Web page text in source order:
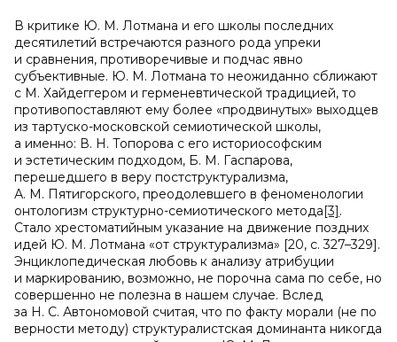
В критике Ю. М. Лотмана и его школы последних
десятилетий встречаются разного рода упреки
и сравнения, противоречивые и подчас явно
субъективные. Ю. М. Лотмана то неожиданно сближают
с М. Хайдеггером и герменевтической традицией, то
противопоставляют ему более «продвинутых» выходцев
из тартуско-московской семиотической школы,
а именно: В. Н. Топорова с его историософским
и эстетическим подходом, Б. М. Гаспарова,
перешедшего в веру постструктурализма,
А. М. Пятигорского, преодолевшего в феноменологии
онтологизм структурно-семиотического метода[3].
Стало хрестоматийным указание на движение поздних
идей Ю. М. Лотмана «от структурализма» [20, c. 327–329].
Энциклопедическая любовь к анализу атрибуции
и маркированию, возможно, не порочна сама по себе, но
совершенно не полезна в нашем случае. Вслед
за Н. С. Автономовой считая, что по факту морали (не по
верности методу) структуралистская доминанта никогда